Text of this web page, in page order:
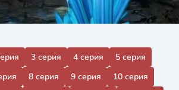
3 серия 4 серия
5 серия
8 серия 9 серия 10 серия